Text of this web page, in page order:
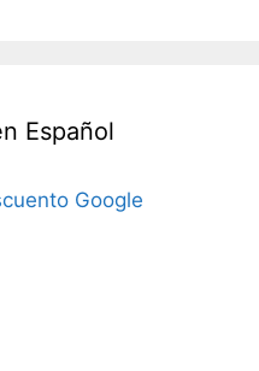
Español
Google